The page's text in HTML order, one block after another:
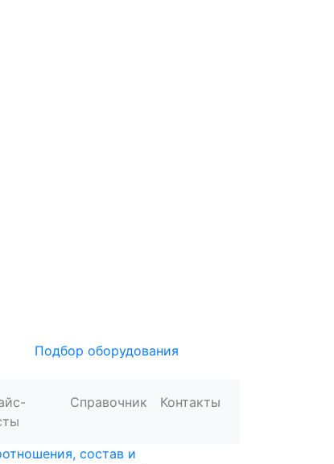
Подбор оборудования
Справочник Контакты
состав и